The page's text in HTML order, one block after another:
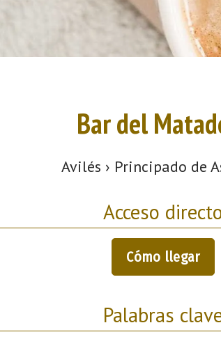
Bar del
Avilés › Principado de
Acceso
Cómo llegar
Palabras